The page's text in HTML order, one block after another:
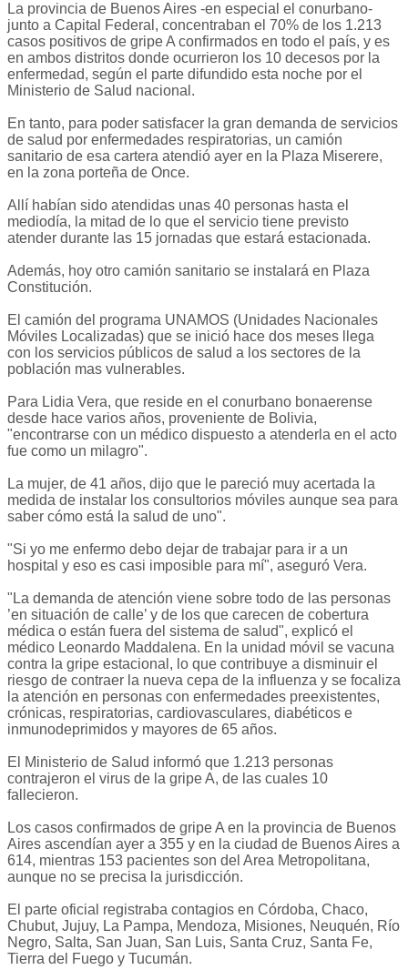
La provincia de Buenos Aires -en especial el conurbano-
junto a Capital Federal, concentraban el 70% de los 1.213
casos positivos de gripe A confirmados en todo el país, y es
en ambos distritos donde ocurrieron los 10 decesos por la
enfermedad, según el parte difundido esta noche por el
Ministerio de Salud nacional.
En tanto, para poder satisfacer la gran demanda de servicios
de salud por enfermedades respiratorias, un camión
sanitario de esa cartera atendió ayer en la Plaza Miserere,
en la zona porteña de Once.
Allí habían sido atendidas unas 40 personas hasta el
mediodía, la mitad de lo que el servicio tiene previsto
atender durante las 15 jornadas que estará estacionada.
Además, hoy otro camión sanitario se instalará en Plaza
Constitución.
El camión del programa UNAMOS (Unidades Nacionales
Móviles Localizadas) que se inició hace dos meses llega
con los servicios públicos de salud a los sectores de la
población mas vulnerables.
Para Lidia Vera, que reside en el conurbano bonaerense
desde hace varios años, proveniente de Bolivia,
"encontrarse con un médico dispuesto a atenderla en el acto
fue como un milagro".
La mujer, de 41 años, dijo que le pareció muy acertada la
medida de instalar los consultorios móviles aunque sea para
saber cómo está la salud de uno".
"Si yo me enfermo debo dejar de trabajar para ir a un
hospital y eso es casi imposible para mí", aseguró Vera.
"La demanda de atención viene sobre todo de las personas
’en situación de calle’ y de los que carecen de cobertura
médica o están fuera del sistema de salud", explicó el
médico Leonardo Maddalena. En la unidad móvil se vacuna
contra la gripe estacional, lo que contribuye a disminuir el
riesgo de contraer la nueva cepa de la influenza y se focaliza
la atención en personas con enfermedades preexistentes,
crónicas, respiratorias, cardiovasculares, diabéticos e
inmunodeprimidos y mayores de 65 años.
El Ministerio de Salud informó que 1.213 personas
contrajeron el virus de la gripe A, de las cuales 10
fallecieron.
Los casos confirmados de gripe A en la provincia de Buenos
Aires ascendían ayer a 355 y en la ciudad de Buenos Aires a
614, mientras 153 pacientes son del Area Metropolitana,
aunque no se precisa la jurisdicción.
El parte oficial registraba contagios en Córdoba, Chaco,
Chubut, Jujuy, La Pampa, Mendoza, Misiones, Neuquén, Río
Negro, Salta, San Juan, San Luis, Santa Cruz, Santa Fe,
Tierra del Fuego y Tucumán.